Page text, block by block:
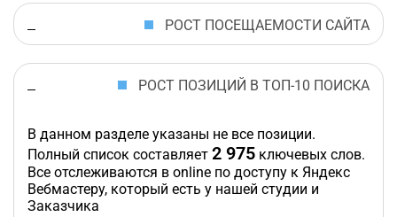
РОСТ ПОСЕЩАЕМОСТИ САЙТА
РОСТ ПОЗИЦИЙ В ТОП-10 ПОИСКА
В данном разделе указаны не все позиции.
Полный список составляет 2 975 ключевых слов.
Все отслеживаются в online по доступу к Яндекс
Вебмастеру, который есть у нашей студии и
Заказчика